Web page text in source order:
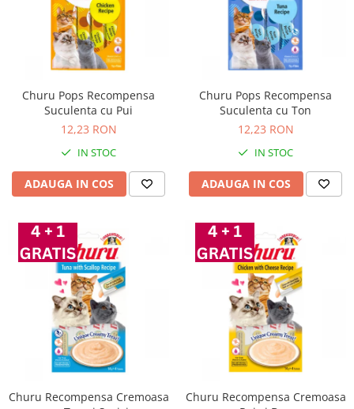
Churu Pops Recompensa
Suculenta cu Pui
12,23 RON
IN STOC
ADAUGA IN COS
Churu Pops Recompensa
Suculenta cu Ton
12,23 RON
IN STOC
ADAUGA IN COS
Churu Recompensa Cremoasa
Churu Recompensa Cremoasa